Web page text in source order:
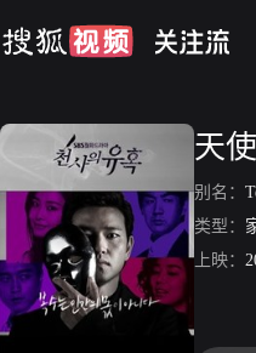
天
别名：
类型：
上映：